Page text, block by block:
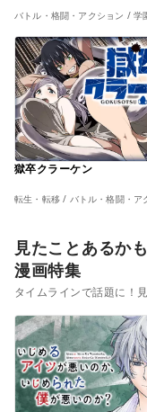
バトル・格闘・アクション / 学
獄卒クラーケン
転生・転移 / バトル・格闘・ア
見たことあるか
漫画特集
タイムラインで話題に！